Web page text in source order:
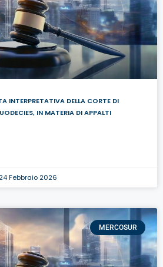
INTERPRETATIVA DELLA CORTE DI
IN MATERIA DI APPALTI
24 Febbraio 2026
MERCOSUR